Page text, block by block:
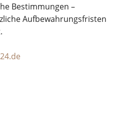
Bestimmungen –
Aufbewahrungsfristen